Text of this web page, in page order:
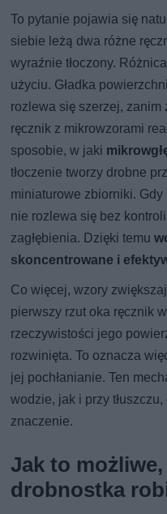
To pytanie pojawia się
siebie leżą dwa różne
wyraźnie tłoczony.
użyciu. Gładka
rozlewa się szerzej, zanim
ręcznik z mikrowzorami
sposobie, w jaki
tłoczenie tworzy drobne
miniaturowe zbiorniki.
nie rozlewa się bez kontroli
zagłębienia. Dzięki temu
skoncentrowane i
Co więcej, wzory
pierwszy rzut oka ręcznik
rzeczywistości jego
rozwinięta. To oznacza
jej pochłanianie. Ten
wodzie, jak i przy
znaczenie.
Jak to możliwe,
drobnostka